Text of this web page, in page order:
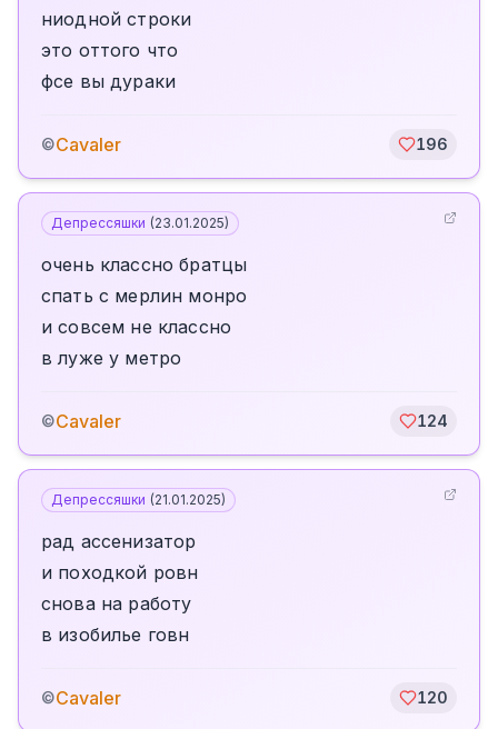
ниодной строки
это оттого что
фсе вы дураки
©Cavaler 196
Депрессяшки (23.01.2025)
очень классно братцы
спать с мерлин монро
и совсем не классно
в луже у метро
©Cavaler 124
Депрессяшки (21.01.2025)
рад ассенизатор
и походкой ровн
снова на работу
в изобилье говн
©Cavaler 120